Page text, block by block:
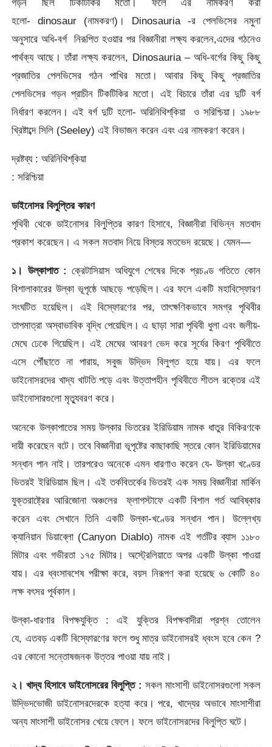
হলো- dinosaur (নামকরণ)। Dinosauria -র পেলভিসের নমুনা
অনুসারে অধি-বর্গ নিরূপিত হওয়ার পর বিজ্ঞানীরা লক্ষ্য করলেন,এদের গঠনেও
পার্থক্য আছে। তাঁরা লক্ষ্য করলেন, Dinosauria – অধি-বর্গের কিছু কিছু
প্রজাতির পেলভিসের গঠন পাখির মতো। আবার কিছু কিছু প্রজাতির
পেলভিসের গড়ন প্রাচীন টিকটিকির মতো। এই বিচারে তাঁরা এর দুটি বর্গ
নির্ধারণ করলেন। এই বর্গ দুটি হলো- অরিনিথিশ্‌কিয়া ও সরিশ্চিয়া। ১৯৮৮
খ্রিষ্টাব্দে সিলি (Seeley) এই বিভাজন করেন এবং এর নামকরণ করেন।
দ্রষ্টব্য : অরিনিথিশ্‌কিয়া
: সরিশ্চিয়া
ডাইনোসর বিলুপ্তির কারণ
পৃথিবী থেকে ডাইনোসর বিলুপ্তির কারণ হিসাবে, বিজ্ঞানীরা বিভিন্ন মতবাদ
প্রকাশ করেছেন। এ সকল মতবাদ নিয়ে বিস্তর মতভেদ রয়েছে। যেমন—
১। উল্কাপাত : ক্রেটাসিয়াস অধিযুগে শেষের দিকে প্রচণ্ড গতিতে কোন
বিশালাকারের উল্কা ভূপৃষ্ঠে আছড়ে পড়েছিল। এর ফলে একটি মহাবিস্ফোরণ
সংঘটিত হয়েছিল। এই বিস্ফোরণের পর, তাৎক্ষণিকভাবে সমগ্র পৃথিবীর
তাপমাত্রা অস্বাভাবিক বৃদ্ধি পেয়েছিল। এ ছাড়া সারা পৃথিবী ধুলা এবং জলীয়-
মেঘে ঢেকে গিয়েছিল। এই মেঘের আবরণ ভেদ করে সূর্যের কিরণ পৃথিবীতে
এসে পৌঁছাতে না পারায়, সবুজ উদ্ভিদ বিলুপ্ত হয়ে যায়। এর ফলে
ডাইনোসরদের খাদ্য খাটতি পড়ে এবং উত্তাপহীন পৃথিবীতে শীতল রক্তের এই
ডাইনোসারগুলো মৃত্যুবরণ করে।
অনেকে উল্কাপাতের সময় উল্কার ভিতরের ইরিডিয়াম নামক ধাতুর বিকিরণকে
দায়ী করেছেন বটে। তবে বিজ্ঞানীরা ভূপৃষ্টের কাছাকাছি স্তরে কোন ইরিডিয়ামের
সন্ধান পান নাই। তারপরেও অনেকে এমন ধারণাও করেন যে- উল্কা খণ্ডের
ভিতরই ইরিডিয়াম ছিল। এই তর্কবিতর্কের ভিতরই এক সময় বিজ্ঞানীরা মার্কিন
যুক্তরাষ্টে্রর আরিজোনা অঞ্চলের ফ্লাগস্টাফে একটি বিশাল গর্ত আবিষ্কার
করেন এবং সেখানে তিনি একটি উল্কা-খণ্ডের সন্ধান পান। উল্লেখ্য
ক্যানিয়ান ডিয়াব্লো (Canyon Diablo) নামক এই গর্তটির ব্যাস ১১৮০
মিটার এবং গভীরতা ১৭৫ মিটার। অস্টে্রলিয়াতে অপর একটি উল্কা পাওয়া
যায়। এর ধ্বংসাবশেষ পরীক্ষা করে, বয়স নিরূপণ করা হয়েছে ৬ কোটি ৪০
লক্ষ বৎসর পূর্বকাল।
উল্কা-ধারণার বিপক্ষযুক্তি : এই যুক্তির বিপক্ষবাদীরা প্রশ্ন তোলেন
যে, এতবড় একটি বিস্ফোরণের ফলে শুধু মাত্র ডাইনোসরই ধ্বংস হবে কেন ?
এর কোনো সন্তোষজনক উত্তর পাওয়া যায় নাই।
২। খাদ্য হিসাবে ডাইনোসরের বিলুপ্তি : সকল মাংসাশী ডাইনোসরগুলো সকল
উদ্ভিদভোজী ডাইনোসরদেরকে হত্যা করে। পরে, খাদ্যের অভাবে মাংসাশীরা
অন্য মাংসাশী ডাইনোসর খেয়ে ফেলে। ফলে ডাইনোসরদের বিলুপ্তি ঘটে।